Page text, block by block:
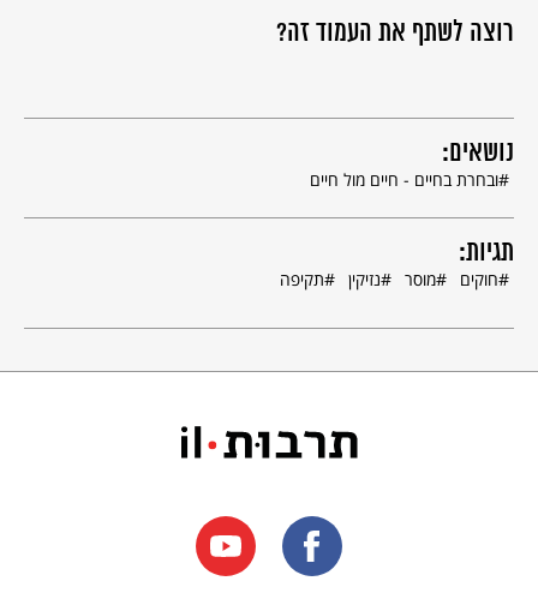
רוצה לשתף את העמוד זה?
נושאים:
ובחרת בחיים - חיים מול חיים
תגיות:
חוקים מוסר נזיקין תקיפה